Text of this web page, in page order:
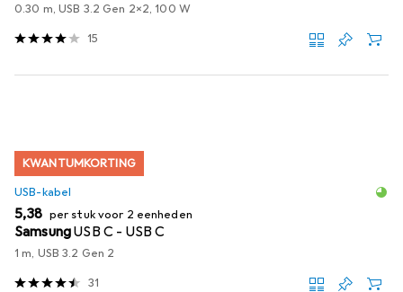
0.30 m, USB 3.2 Gen 2x2, 100 W
15
KWANTUMKORTING
USB-kabel
EUR
5,38 per stuk voor 2 eenheden
SamsungUSB C - USB C
1 m, USB 3.2 Gen 2
31